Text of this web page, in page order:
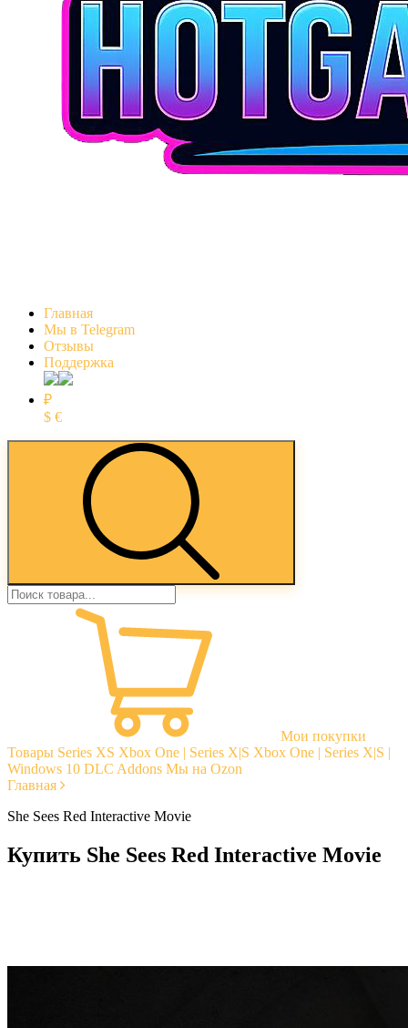
Главная
Мы в Telegram
Отзывы
Поддержка
₽
$ €
Мои покупки
Товары Series XS Xbox One | Series X|S Xbox One | Series X|S |
Windows 10 DLC Addons Мы на Ozon
Главная
She Sees Red Interactive Movie
Купить She Sees Red Interactive Movie